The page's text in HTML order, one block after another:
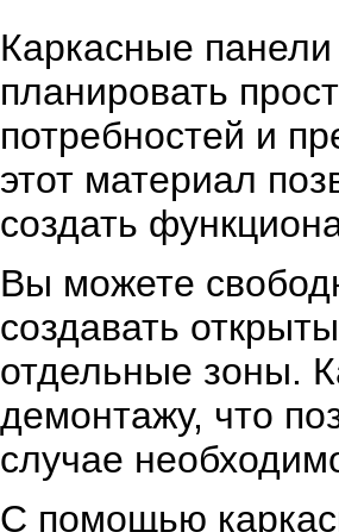
Каркасные
планировать
потребностей и
этот материал
создать
Вы можете
создавать
отдельные зоны.
демонтажу, что
случае
С помощью